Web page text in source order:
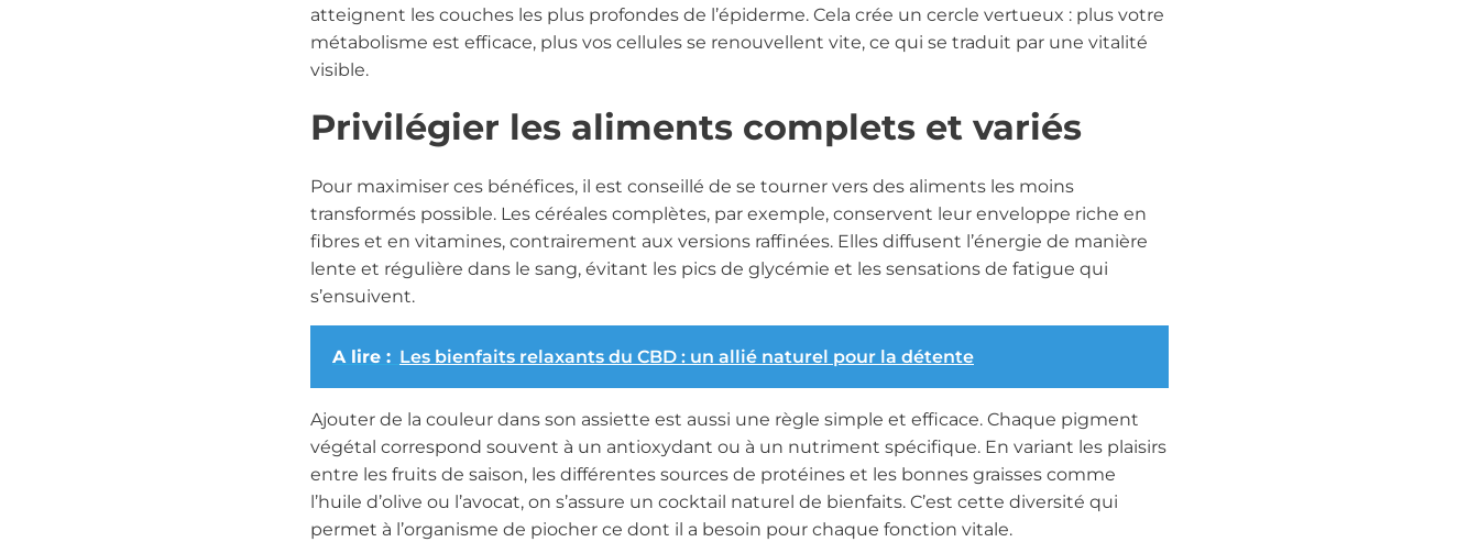
atteignent les couches les plus profondes de l’épiderme. Cela crée un cercle vertueux : plus votre
métabolisme est efficace, plus vos cellules se renouvellent vite, ce qui se traduit par une vitalité
visible.
Privilégier les aliments complets et variés
Pour maximiser ces bénéfices, il est conseillé de se tourner vers des aliments les moins
transformés possible. Les céréales complètes, par exemple, conservent leur enveloppe riche en
fibres et en vitamines, contrairement aux versions raffinées. Elles diffusent l’énergie de manière
lente et régulière dans le sang, évitant les pics de glycémie et les sensations de fatigue qui
s’ensuivent.
A lire : Les bienfaits relaxants du CBD : un allié naturel pour la détente
Ajouter de la couleur dans son assiette est aussi une règle simple et efficace. Chaque pigment
végétal correspond souvent à un antioxydant ou à un nutriment spécifique. En variant les plaisirs
entre les fruits de saison, les différentes sources de protéines et les bonnes graisses comme
l’huile d’olive ou l’avocat, on s’assure un cocktail naturel de bienfaits. C’est cette diversité qui
permet à l’organisme de piocher ce dont il a besoin pour chaque fonction vitale.